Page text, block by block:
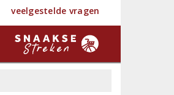
veelgestelde vragen